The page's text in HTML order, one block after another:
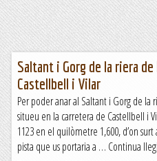
Saltant i Gorg de la riera de
Castellbell i Vilar
Per poder anar al Saltant i Gorg de la
situeu en la carretera de Castellbell i
1123 en el quilòmetre 1,600, d’on surt
pista que us portaria a … Continua